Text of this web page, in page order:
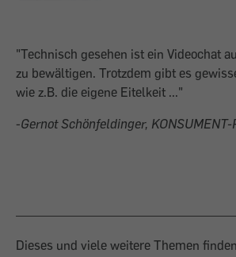
"Technisch gesehen ist ein Videochat
zu bewältigen. Trotzdem gibt es
wie z.B. die eigene Eitelkeit ..."
-Gernot Schönfeldinger,
Dieses und viele weitere Themen